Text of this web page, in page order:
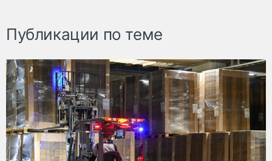
Публикации по теме